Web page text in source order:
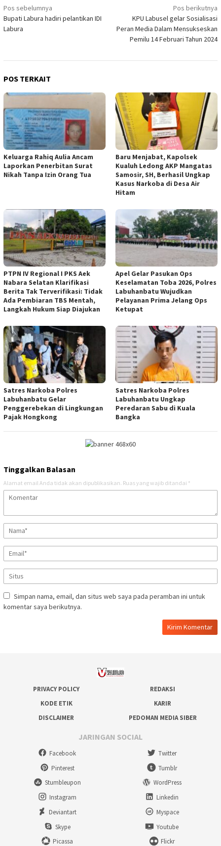
Navigasi
pos
Pos sebelumnya
Bupati Labura hadiri pelantikan IDI
Labura
Pos berikutnya
KPU Labusel gelar Sosialisasi
Peran Media Dalam Mensukseskan
Pemilu 14 Februari Tahun 2024
POS TERKAIT
Keluarga Rahiq Aulia Ancam
Laporkan Penerbitan Surat
Nikah Tanpa Izin Orang Tua
Baru Menjabat, Kapolsek
Kualuh Ledong AKP Mangatas
Samosir, SH, Berhasil Ungkap
Kasus Narkoba di Desa Air
Hitam
PTPN IV Regional I PKS Aek
Nabara Selatan Klarifikasi
Berita Tak Terverifikasi: Tidak
Ada Pembiaran TBS Mentah,
Langkah Hukum Siap Diajukan
Apel Gelar Pasukan Ops
Keselamatan Toba 2026, Polres
Labuhanbatu Wujudkan
Pelayanan Prima Jelang Ops
Ketupat
Satres Narkoba Polres
Labuhanbatu Gelar
Penggerebekan di Lingkungan
Pajak Hongkong
Satres Narkoba Polres
Labuhanbatu Ungkap
Peredaran Sabu di Kuala
Bangka
Tinggalkan Balasan
Alamat email Anda tidak akan dipublikasikan. Ruas yang wajib ditandai *
Simpan nama, email, dan situs web saya pada peramban ini untuk
komentar saya berikutnya.
PRIVACY POLICY
REDAKSI
KODE ETIK
KARIR
DISCLAIMER
PEDOMAN MEDIA SIBER
JARINGAN SOCIAL
Facebook
Twitter
Pinterest
Tumblr
Stumbleupon
WordPress
Instagram
Linkedin
Deviantart
Myspace
Skype
Youtube
Picassa
Flickr